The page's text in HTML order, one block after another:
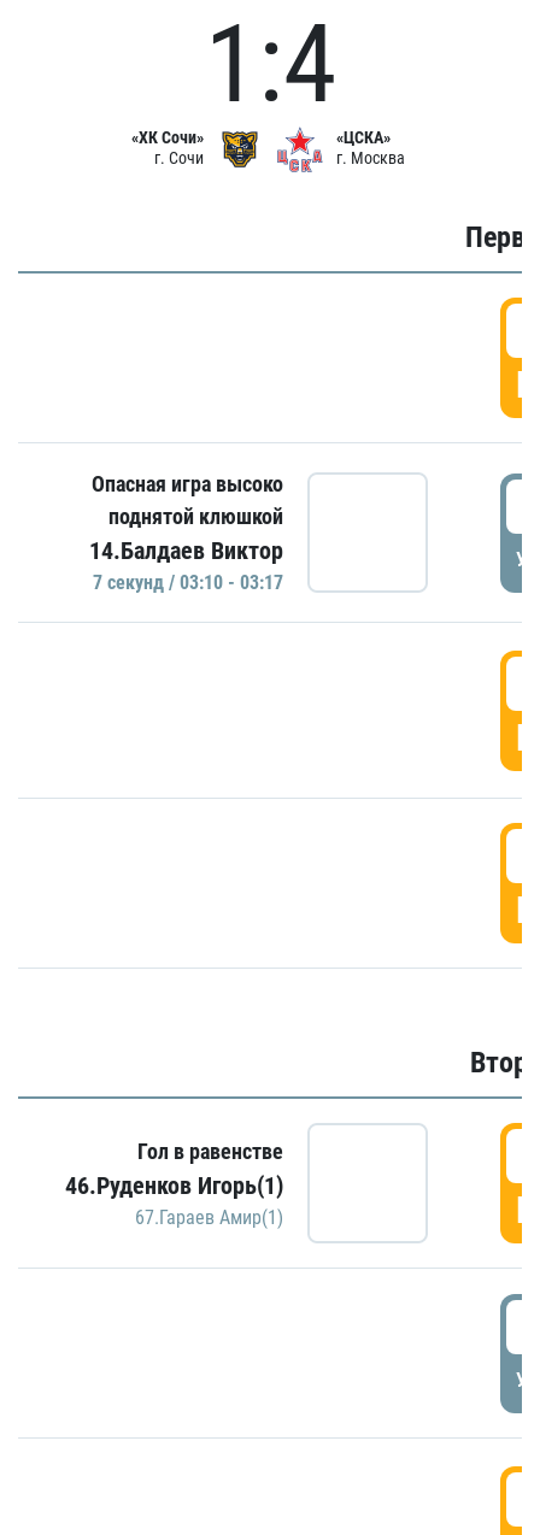
«ХК Сочи»
г. Сочи
1:4
«ЦСКА»
г. Москва
Опасная игра высоко
поднятой клюшкой
14.Балдаев Виктор
7 секунд / 03:10 - 03:17
Гол в равенстве
46.Руденков Игорь(1)
67.Гараев Амир(1)